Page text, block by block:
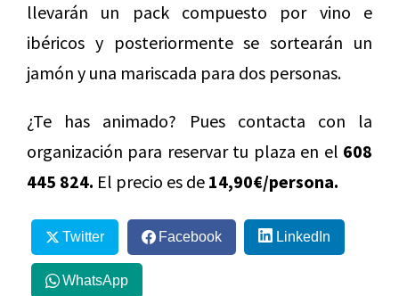
llevarán un pack compuesto por vino e
ibéricos y posteriormente se sortearán un
jamón y una mariscada para dos personas.
¿Te has animado? Pues contacta con la
organización para reservar tu plaza en el 608
445 824. El precio es de 14,90€/persona.
Twitter Facebook LinkedIn
WhatsApp